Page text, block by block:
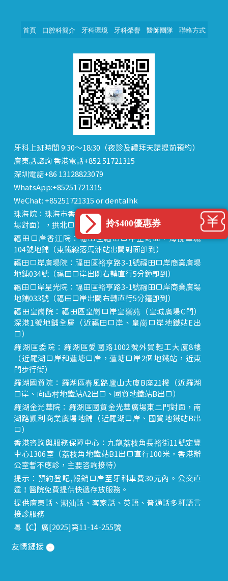
首頁 口腔科簡介 牙科環境 牙科榮譽 醫師團隊 聯絡方式
牙科上班時間 9:30～18:30（夜診及禮拜天請提前預約）
廣東話諮詢 香港電話+852 51721315
深圳電話+86 13128823079
WhatsApp:+85251721315
WeChat: +85251721315 or dentalhk
珠海院：珠海市香洲區 拱北中建商業大廈 15樓（迎賓廣
場對面），拱北口岸步行8分鐘直達
福田口岸香江院：福田區福田口岸正對面，海悅華城
104號地鋪（東鐵線落馬洲站出關對面即到）
福田口岸廣場院：福田區裕亨路3-1號福田口岸商業廣場
地鋪034號（福田口岸出關右轉直行5分鐘即到）
福田口岸星光院：福田區裕亨路3-1號福田口岸商業廣場
地鋪033號（福田口岸出關右轉直行5分鐘即到）
福田皇崗院：福田區皇崗口岸皇禦苑（皇城廣場C門）
深港1號地鋪全層（近福田口岸、皇崗口岸地鐵站E出
口）
羅湖區委院：羅湖區愛國路1002號外貿輕工大廈8樓
（近羅湖口岸和蓮塘口岸，蓮塘口岸2個地鐵站，近東
門步行街）
羅湖國貿院：羅湖區春風路廬山大廈B座21樓（近羅湖
口岸、向西村地鐵站A2出口、國貿地鐵站B出口）
羅湖金光華院：羅湖區國貿金光華廣場東二門對面，南
湖路凱利商業廣場地鋪（近羅湖口岸、國貿地鐵站B出
口）
香港咨詢與服務保障中心：九龍荔枝角長裕街11號定豐
中心1306室（荔枝角地鐵站B1出口直行100米，香港辦
公室暫不應診，主要咨詢接待）
提示：預約登記,報銷口岸至牙科車費30元內。公交直
達！醫院免費提供快遞存放服務。
提供廣東話、潮汕話、客家話、英語、普通話多種語言
接診服務
粵【C】廣[2025]第11-14-255號
友情鏈接
拎$400優惠券